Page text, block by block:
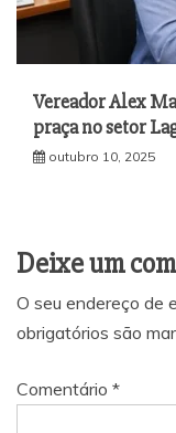
Vereador Alex
praça no setor
outubro 10, 2025
Deixe um
O seu endereço de
obrigatórios são
Comentário *